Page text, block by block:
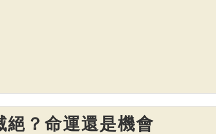
絕？命運還是機會